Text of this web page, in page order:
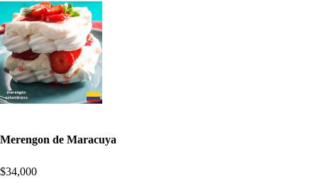
Merengon de Maracuya
$34,000